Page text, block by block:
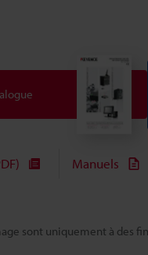
sont uniquement à des
Manuels